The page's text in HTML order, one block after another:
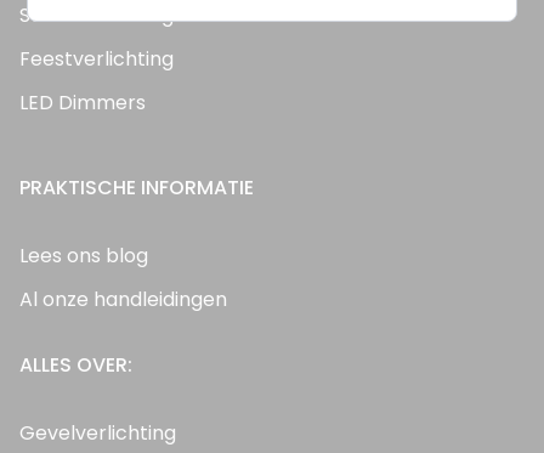
Solar verlichting
Feestverlichting
LED Dimmers
PRAKTISCHE INFORMATIE
Lees ons blog
Al onze handleidingen
ALLES OVER:
Gevelverlichting